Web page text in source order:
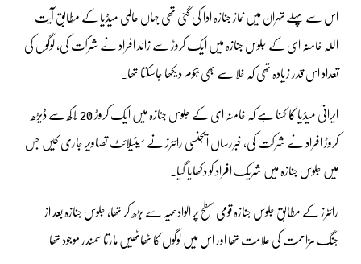
اس سے پہلے تہران میں نماز جنازہ ادا کی گئی تھی جہاں عالمی میڈیا کے مطابق آیت
اللہ خامنہ ای کے جلوس جنازہ میں ایک کروڑ سے زائد افراد نے شرکت کی، لوگوں کی
تعداد اس قدر زیادہ تھی کہ خلا سے بھی ہجوم دیکھا جاسکتا تھا۔
ایرانی میڈیا کا کہنا ہے کہ خامنہ ای کے جلوس جنازہ میں ایک کروڑ 20 لاکھ سے ڈیڑھ
کروڑ افراد نے شرکت کی، خبررساں ایجنسی رائٹرز نے سیٹیلائٹ تصاویر جاری کیں جس
میں جلوس جنازہ میں شریک افراد کو دکھایا گیا۔
رائٹرز کے مطابق جلوس جنازہ قومی سطح پر الوادعیہ سے بڑھ کر تھا، جلوس جنازہ بعد از
جنگ مزاحمت کی علامت تھا اور اس میں لوگوں کا ٹھاٹھیں مارتا سمندر موجود تھا۔